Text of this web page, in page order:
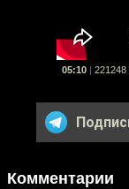
05:10 221248
Комментарии